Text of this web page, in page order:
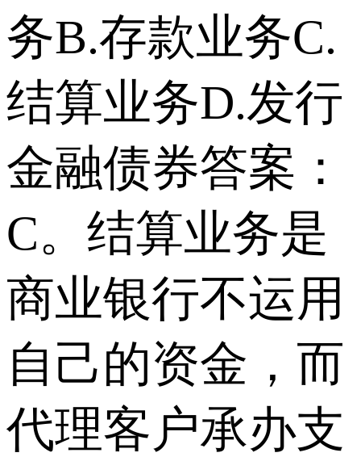
务B.存款业务C.
结算业务D.发行
金融债券答案：
C。结算业务是
商业银行不运用
自己的资金，而
代理客户承办支